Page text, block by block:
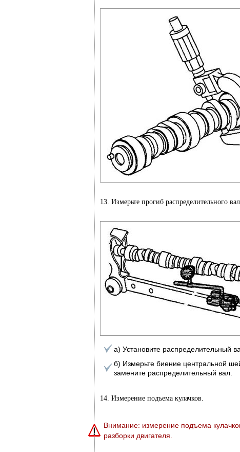
13. Измерьте прогиб распределительного
а) Установите распределительный
б) Измерьте биение центральной
замените распределительный вал.
14. Измерение подъема кулачков.
Внимание: измерение подъема
разборки двигателя.